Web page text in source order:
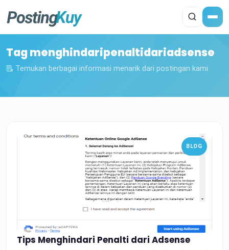
Tag menghindaripenaltidariadsense
Temukan berbagai informasi menarik dari postingan kami
BLOG
Tips Menghindari Penalti dari Adsense